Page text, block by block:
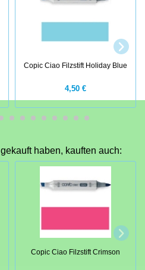
Copic Ciao Filzstift Holiday Blue
4,50 €
haben, kauften auch:
Copic Ciao Filzstift Crimson